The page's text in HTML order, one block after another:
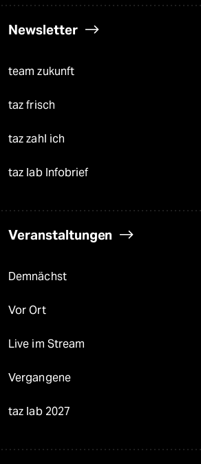
Newsletter
team zukunft
taz frisch
taz zahl ich
taz lab Infobrief
Veranstaltungen
Demnächst
Vor Ort
Live im Stream
Vergangene
taz lab 2027